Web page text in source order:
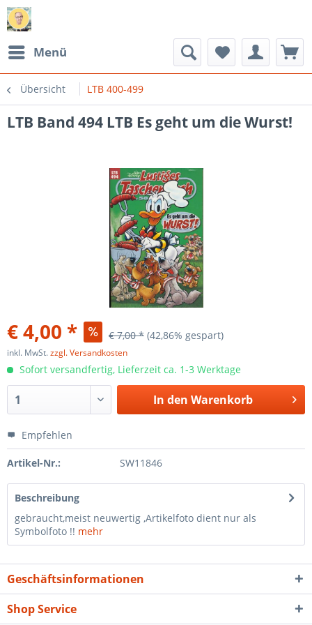
Menü
Übersicht LTB 400-499
LTB Band 494 LTB Es geht um die Wurst!
€ 4,00 * € 7,00 * (42,86% gespart)
inkl. MwSt.zzgl. Versandkosten
Sofort versandfertig, Lieferzeit ca. 1-3 Werktage
In den Warenkorb
Empfehlen
Artikel-Nr.: SW11846
Beschreibung
gebraucht,meist neuwertig ,Artikelfoto dient nur als
Symbolfoto !! mehr
Geschäftsinformationen
Shop Service